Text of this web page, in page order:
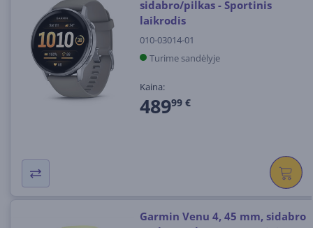
sidabro/pilkas - Sportinis
laikrodis
010-03014-01
Turime sandėlyje
Kaina:
48999 €
Garmin Venu 4, 45 mm, sidabro